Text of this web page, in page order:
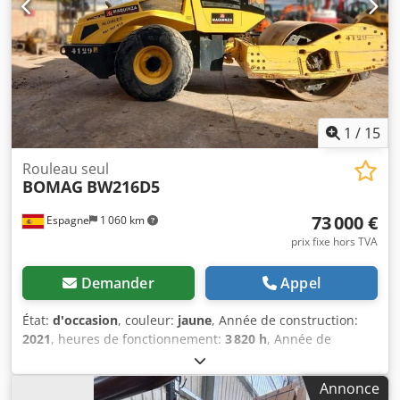
1 / 15
Espagne 1 060 km
Rouleau seul
BOMAG BW216D5
73 000 €
prix fixe hors TVA
Demander Appel
État: d'occasion, couleur: jaune, Année de construction:
2021, heures de fonctionnement: 3 820 h, Année de
construction: 2021 Poids à vide: 16.000 kg Dimensions
(LxlxH): 622 x 230 x 299 cm Type de moteur: Deutz DEUTZ
TCD4.1 L-4 Chedpfx Aox Sqhisqlja
Annonce